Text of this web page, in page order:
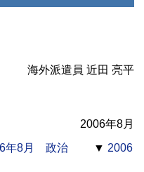
海外派遣員 近田 亮平
2006年8月
年8月 政治 ▼ 2006